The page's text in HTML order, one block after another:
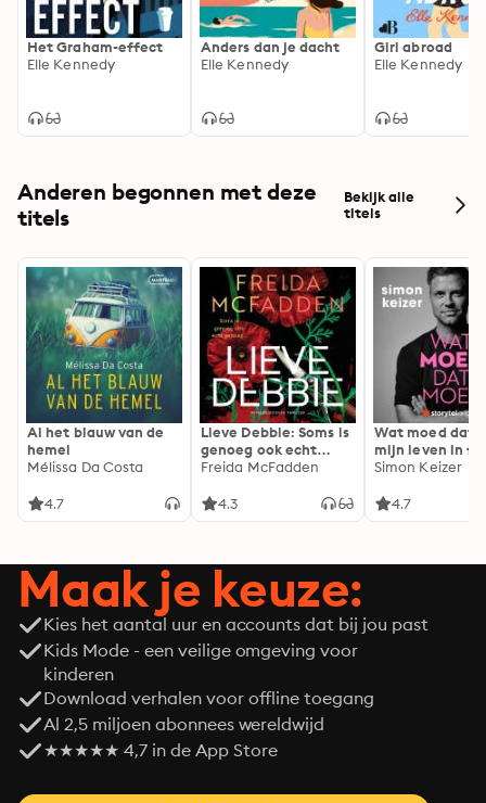
Het Graham-effect
Elle Kennedy
Anders dan je dacht
Elle Kennedy
Girl abroad
Elle Kennedy
Anderen begonnen met deze
titels
Bekijk alle
titels
Al het blauw van de
hemel
Mélissa Da Costa
4.7
Lieve Debbie: Soms is
genoeg ook echt
genoeg...
Freida McFadden
4.3
Wat moed dat
mijn leven in
Simon Keizer
4.7
Maak je keuze:
Kies het aantal uur en accounts dat bij jou past
Kids Mode - een veilige omgeving voor
kinderen
Download verhalen voor offline toegang
Al 2,5 miljoen abonnees wereldwijd
★★★★★ 4,7 in de App Store